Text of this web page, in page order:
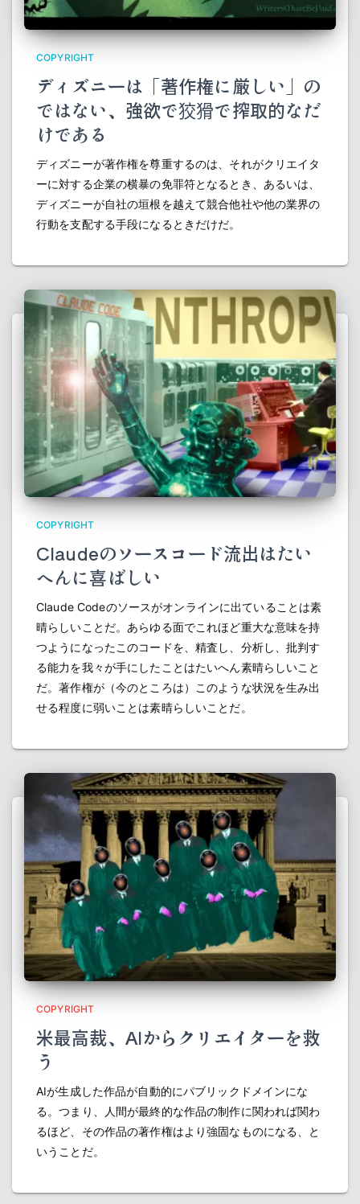
COPYRIGHT
ディズニーは「著作権に厳しい」の
ではない、強欲で狡猾で搾取的なだ
けである
ディズニーが著作権を尊重するのは、それがクリエイタ
ーに対する企業の横暴の免罪符となるとき、あるいは、
ディズニーが自社の垣根を越えて競合他社や他の業界の
行動を支配する手段になるときだけだ。
COPYRIGHT
Claudeのソースコード流出はたい
へんに喜ばしい
Claude Codeのソースがオンラインに出ていることは素
晴らしいことだ。あらゆる面でこれほど重大な意味を持
つようになったこのコードを、精査し、分析し、批判す
る能力を我々が手にしたことはたいへん素晴らしいこと
だ。著作権が（今のところは）このような状況を生み出
せる程度に弱いことは素晴らしいことだ。
COPYRIGHT
米最高裁、AIからクリエイターを救
う
AIが生成した作品が自動的にパブリックドメインにな
る。つまり、人間が最終的な作品の制作に関われば関わ
るほど、その作品の著作権はより強固なものになる、と
いうことだ。